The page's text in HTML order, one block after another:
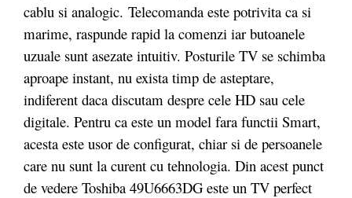
cablu si analogic. Telecomanda este potrivita ca si
marime, raspunde rapid la comenzi iar butoanele
uzuale sunt asezate intuitiv. Posturile TV se schimba
aproape instant, nu exista timp de asteptare,
indiferent daca discutam despre cele HD sau cele
digitale. Pentru ca este un model fara functii Smart,
acesta este usor de configurat, chiar si de persoanele
care nu sunt la curent cu tehnologia. Din acest punct
de vedere Toshiba 49U6663DG este un TV perfect